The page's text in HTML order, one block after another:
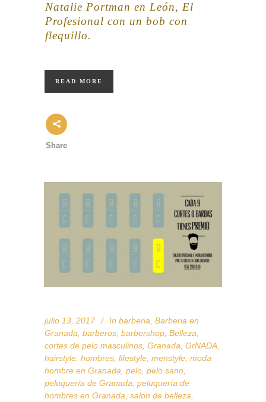
Natalie Portman en León, El
Profesional con un bob con
flequillo.
READ MORE
Share
julio 13, 2017 In barberia Barberia en
Granada barberos barbershop Belleza
cortes de pelo masculinos Granada GrNADA
hairstyle hombres lifestyle menstyle moda
hombre en Granada pelo pelo sano
peluquería de Granada peluquería de
hombres en Granada salon de belleza